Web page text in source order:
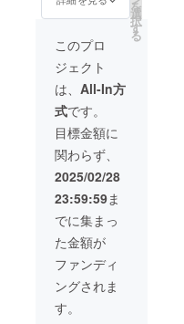
を
選
択
す
る
このプロ
ジェクト
は、 All-In方
式です。
目標金額に
関わらず、
2025/02/28
23:59:59ま
でに集まっ
た金額が
ファンディ
ングされま
す。